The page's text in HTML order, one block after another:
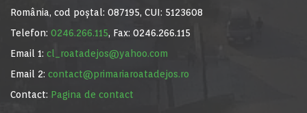
România, cod poștal: 087195, CUI: 5123608
Telefon: 0246.266.115, Fax: 0246.266.115
Email 1: cl_roatadejos@yahoo.com
Email 2: contact@primariaroatadejos.ro
Contact: Pagina de contact